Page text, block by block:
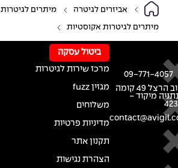
אביזרים לגיטרה מיתרים לגיטרות
מיתרים לגיטרות אקוסטיות
רחוב הרצל 49 קומה
מיקוד -
09-771-4057
ביטול עסקה
מרכז שירות לגיטרות
מגזין fuzz
משלוחים
מדיניות פרטיות
תקנון אתר
הצהרת נגישות